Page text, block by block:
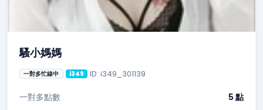
騷小媽媽
一對多忙線中 i349 ID: i349_301139
一對多點數 5 點